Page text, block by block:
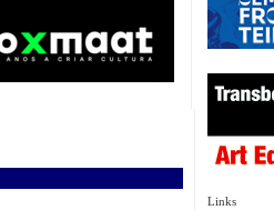
Links